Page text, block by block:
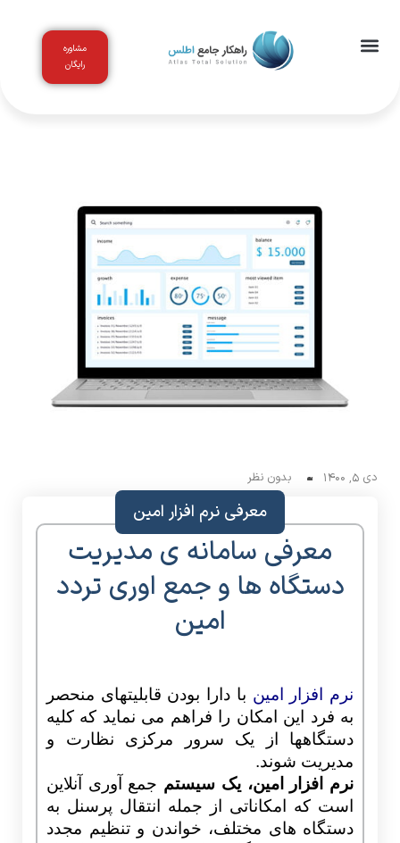
مشاوره
رایگان
دی 5, 1400 بدون نظر
معرفی نرم افزار امین
معرفی سامانه ی مدیریت
دستگاه ها و جمع اوری تردد
امین
نرم افزار امین با دارا بودن قابلیتهای منحصر
به فرد این امکان را فراهم می نماید که کلیه
دستگاهها از یک سرور مرکزی نظارت و
مدیریت شوند.
نرم افزار امین، یک سیستم جمع آوری آنلاین
است که امکاناتی از جمله انتقال پرسنل به
دستگاه های مختلف، خواندن و تنظیم مجدد